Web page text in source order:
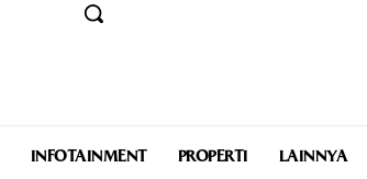
INFOTAINMENT PROPERTI LAINNYA